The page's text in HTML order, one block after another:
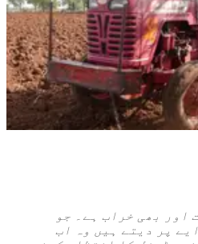
اور بھی خراب ہے۔ جو
پر دیتے ہیں وہ اب